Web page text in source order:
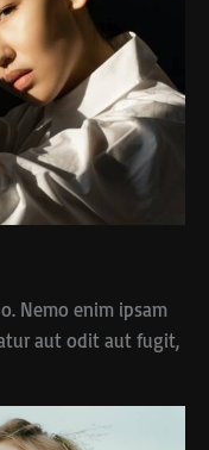
Nemo enim ipsam
aut odit aut fugit,